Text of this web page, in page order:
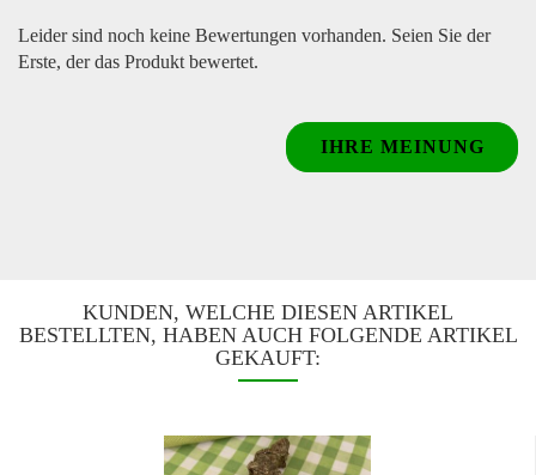
Leider sind noch keine Bewertungen vorhanden. Seien Sie der
Erste, der das Produkt bewertet.
IHRE MEINUNG
KUNDEN, WELCHE DIESEN ARTIKEL
BESTELLTEN, HABEN AUCH FOLGENDE ARTIKEL
GEKAUFT: